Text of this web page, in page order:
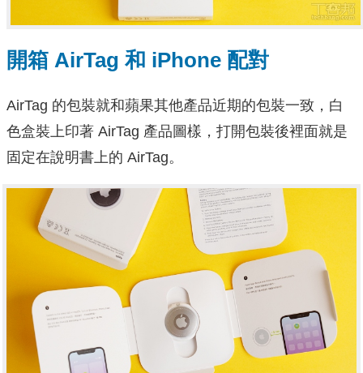
開箱 AirTag 和 iPhone 配對
AirTag 的包裝就和蘋果其他產品近期的包裝一致，白
色盒裝上印著 AirTag 產品圖樣，打開包裝後裡面就是
固定在說明書上的 AirTag。